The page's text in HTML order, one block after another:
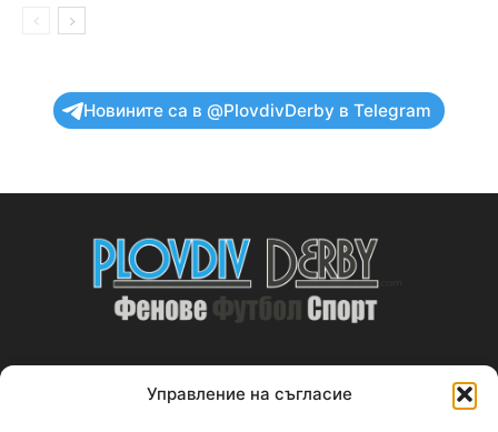
Управление на съгласие
Новините са в @PlovdivDerby в Telegram
ABOUT US